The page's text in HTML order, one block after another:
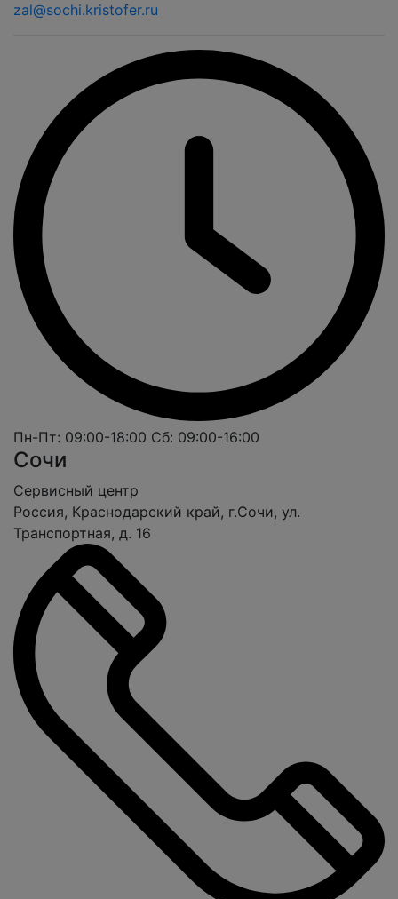
zal@sochi.kristofer.ru
Пн-Пт: 09:00-18:00 Сб: 09:00-16:00
Сочи
Cервисный центр
Россия, Краснодарский край, г.Сочи, ул.
Транспортная, д. 16